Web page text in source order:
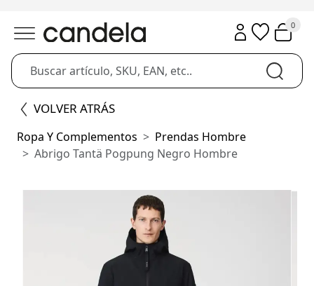
0
VOLVER ATRÁS
Ropa Y Complementos
Prendas Hombre
Abrigo Tantä Pogpung Negro Hombre